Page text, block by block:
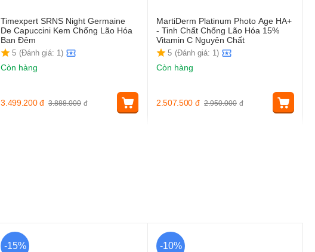
Timexpert SRNS Night Germaine
De Capuccini Kem Chống Lão Hóa
Ban Đêm
5 (Đánh giá: 1)
Còn hàng
3.888.000 đ
3.499.200 đ
MartiDerm Platinum Photo Age HA+
- Tinh Chất Chống Lão Hóa 15%
Vitamin C Nguyên Chất
5 (Đánh giá: 1)
Còn hàng
2.950.000 đ
2.507.500 đ
-15% -10%